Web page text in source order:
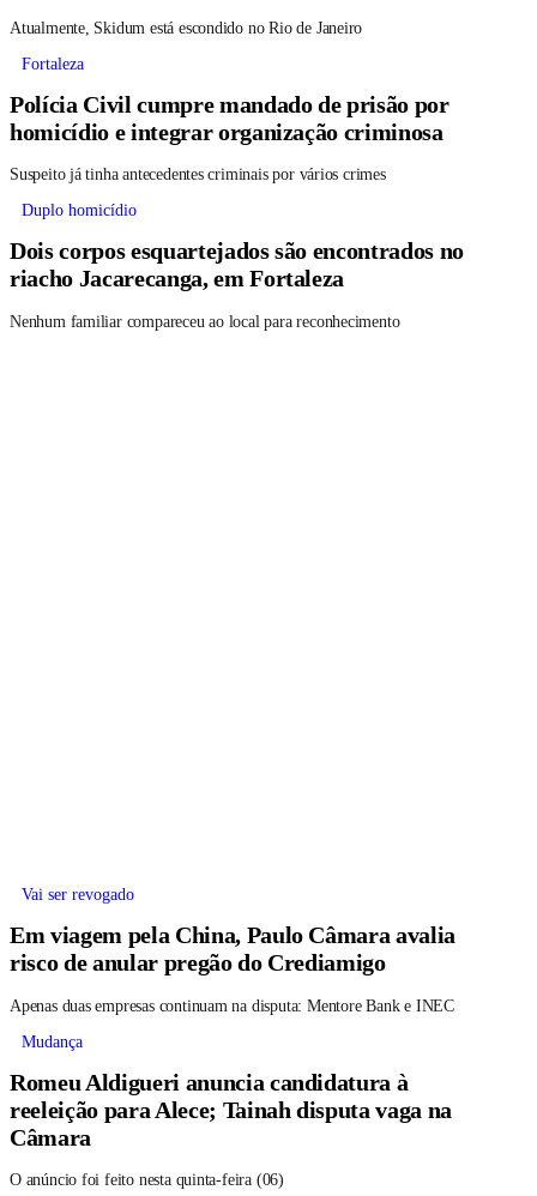
Atualmente, Skidum está escondido no Rio de Janeiro
Fortaleza
Polícia Civil cumpre mandado de prisão por
homicídio e integrar organização criminosa
Suspeito já tinha antecedentes criminais por vários crimes
Duplo homicídio
Dois corpos esquartejados são encontrados no
riacho Jacarecanga, em Fortaleza
Nenhum familiar compareceu ao local para reconhecimento
Vai ser revogado
Em viagem pela China, Paulo Câmara avalia
risco de anular pregão do Crediamigo
Apenas duas empresas continuam na disputa: Mentore Bank e INEC
Mudança
Romeu Aldigueri anuncia candidatura à
reeleição para Alece; Tainah disputa vaga na
Câmara
O anúncio foi feito nesta quinta-feira (06)